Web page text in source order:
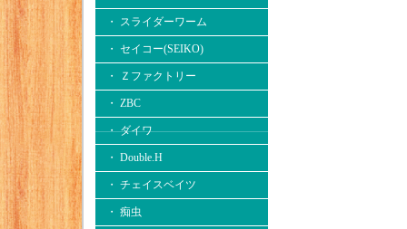
・ スライダーワーム
・ セイコー(SEIKO)
・ Ｚファクトリー
・ ZBC
・ ダイワ
・ Double.H
・ チェイスベイツ
・ 痴虫